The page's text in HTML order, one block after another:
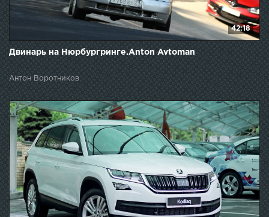
42:18
Двинарь на Нюрбургринге.Anton Avtoman
Антон Воротников